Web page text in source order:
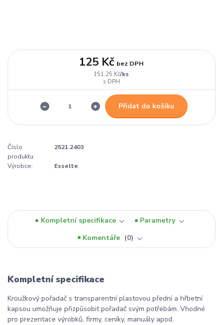
151,25 Kč/ks
125 Kč bez DPH
Přidat do košíku
Číslo
produktu:
2521.2403
Výrobce: Esselte
Kompletní specifikace
Parametry
Komentáře
0
Kompletní specifikace
Kroužkový pořadač s transparentní plastovou přední a hřbetní
kapsou umožňuje přizpůsobit pořadač svým potřebám. Vhodné
pro prezentace výrobků, firmy, ceníky, manuály apod.